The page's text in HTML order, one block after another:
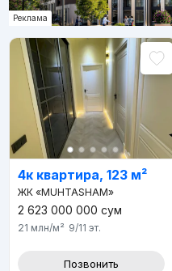
Реклама
4к квартира, 123 м²
ЖК «MUHTASHAM»
2 623 000 000 сум
21 млн/м² 9/11 эт.
Позвонить